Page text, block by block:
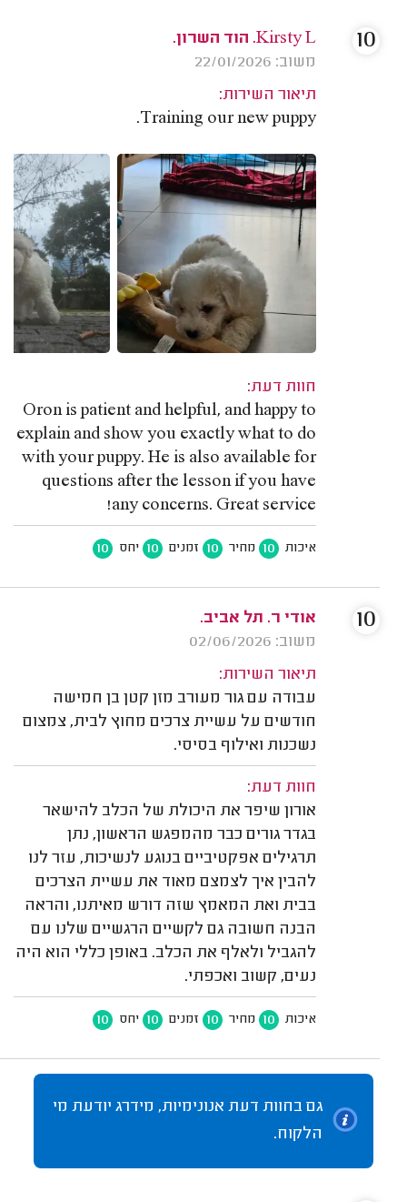
Kirsty L. הוד השרון.
משוב: 22/01/2026
תיאור השירות:
Training our new puppy.
חוות דעת:
Oron is patient and helpful, and happy to
explain and show you exactly what to do
with your puppy. He is also available for
questions after the lesson if you have
any concerns. Great service!
איכות 10 מחיר 10 זמנים 10 יחס 10
10
אודי ר. תל אביב.
משוב: 02/06/2026
תיאור השירות:
עבודה עם גור מעורב מזן קטן בן חמישה
חודשים על עשיית צרכים מחוץ לבית, צמצום
נשכנות ואילוף בסיסי.
חוות דעת:
אורון שיפר את היכולת של הכלב להישאר
בגדר גורים כבר מהמפגש הראשון, נתן
תרגילים אפקטיביים בנוגע לנשיכות, עזר לנו
להבין איך לצמצם מאוד את עשיית הצרכים
בבית ואת המאמץ שזה דורש מאיתנו, והראה
הבנה חשובה גם לקשיים הרגשיים שלנו עם
להגביל ולאלף את הכלב. באופן כללי הוא היה
נעים, קשוב ואכפתי.
איכות 10 מחיר 10 זמנים 10 יחס 10
10
גם בחוות דעת אנונימיות, מידרג יודעת מי
הלקוח.